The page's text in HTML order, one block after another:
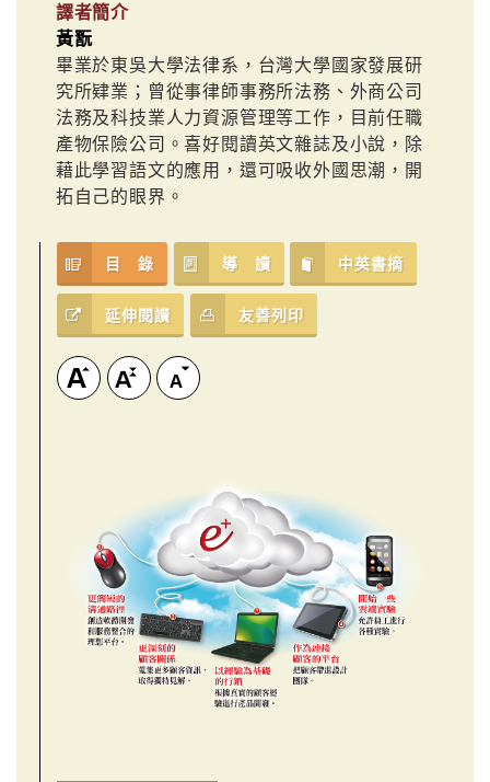
譯者簡介
黃翫
畢業於東吳大學法律系，台灣大學國家發展研
究所肄業；曾從事律師事務所法務、外商公司
法務及科技業人力資源管理等工作，目前任職
產物保險公司。喜好閱讀英文雜誌及小說，除
藉此學習語文的應用，還可吸收外國思潮，開
拓自己的眼界。
目 錄 導 讀 中英書摘
延伸閱讀 友善列印